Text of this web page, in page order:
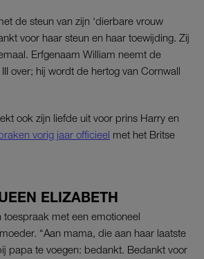
de steun van zijn ‘dierbare vrouw
voor haar steun en haar toewijding. Zij
Erfgenaam William neemt de
over; hij wordt de hertog van Cornwall
ook zijn liefde uit voor prins Harry en
vorig jaar officieel met het Britse
ELIZABETH
toespraak met een emotioneel
“Aan mama, die aan haar laatste
papa te voegen: bedankt. Bedankt voor